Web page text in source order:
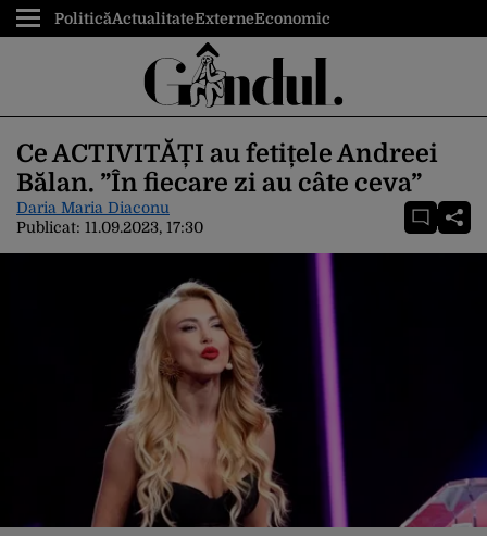
PoliticăActualitateExterneEconomic
Ce ACTIVITĂȚI au fetițele Andreei
Bălan. ”În fiecare zi au câte ceva”
Daria Maria Diaconu
Publicat: 11.09.2023, 17:30